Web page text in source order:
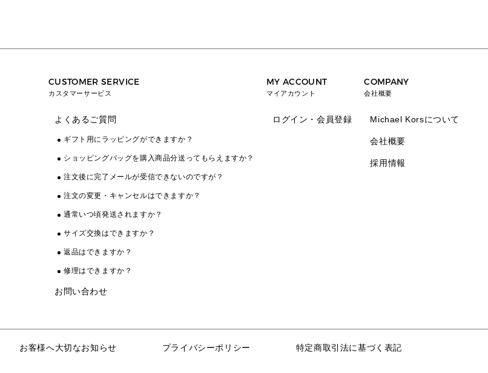
CUSTOMER SERVICE
カスタマーサービス
よくあるご質問
ギフト用にラッピングができますか？
ショッピングバッグを購入商品分送ってもらえますか？
注文後に完了メールが受信できないのですが？
注文の変更・キャンセルはできますか？
通常いつ頃発送されますか？
サイズ交換はできますか？
返品はできますか？
修理はできますか？
お問い合わせ
MY ACCOUNT
マイアカウント
ログイン・会員登録
COMPANY
会社概要
Michael Korsについて
会社概要
採用情報
お客様へ大切なお知らせ プライバシーポリシー 特定商取引法に基づく表記